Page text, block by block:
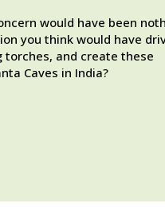
would have been
you think would have
and create these
Caves in India?